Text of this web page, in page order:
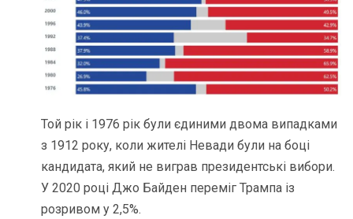
Той рік і 1976 рік були єдиними двома випадками
з 1912 року, коли жителі Невади були на боці
кандидата, який не виграв президентські вибори.
У 2020 році Джо Байден переміг Трампа із
розривом у 2,5%.